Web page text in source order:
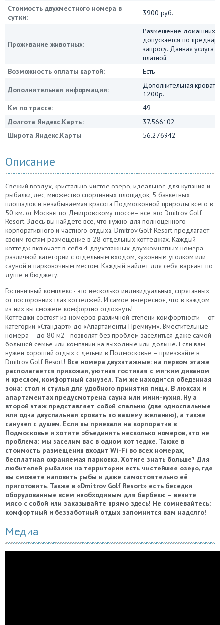
Стоимость двухместного номера в
сутки:
3900 руб.
Проживание животных:
Размещение домашних
допускается по
запросу. Данная услуга
платной.
Возможность оплаты картой:
Есть
Дополнительная информация:
Дополнительная
1200р.
Км по трассе:
49
Долгота Яндекс.Карты:
37.566102
Широта Яндекс.Карты:
56.276942
Описание
Свежий воздух, кристально чистое озеро, идеальное для купания и
рыбалки, лес, множество спортивных площадок, 5 банкетных
площадок и незабываемая красота Подмосковной природы всего в
50 км. от Москвы по Дмитровскому шоссе– все это Dmitrov Golf
Resort. Здесь вы найдёте всё, что нужно для полноценного
корпоративного и частного отдыха. Dmitrov Golf Resort предлагает
своим гостям размещение в 28 отдельных коттеджах. Каждый
коттедж включает в себя 4 двухэтажных двухкомнатных номера
различной категории с отдельным входом, кухонным уголком или
сауной и парковочным местом. Каждый найдет для себя вариант по
душе и бюджету.
Гостиничный комплекс - это несколько индивидуальных, спрятанных
от посторонних глаз коттеджей. И самое интересное, что в каждом
из них вы сможете комфортно отдохнуть!
Коттеджи состоят из номеров различной степени комфортности – от
категории «Стандарт» до «Апартаменты Премиум». Вместительные
номера – до 80 м2 - позволят без проблем заселиться даже самой
большой семье или компании на выходные или дольше. Если вам
нужен хороший отдых с детьми в Подмосковье – приезжайте в
Dmitrov Golf Resort! Все номера двухэтажные: на первом этаже
располагается прихожая, уютная гостиная с мягким диваном
и креслом, комфортный санузел. Там же находится обеденная
зона: стол и стулья для удобного принятия пищи. В люксах и
апартаментах предусмотрена сауна или мини-кухня. Ну а
второй этаж представляет собой спальню (две односпальные
или одна двуспальная кровать по вашему желанию), а также
санузел с душем. Если вы приехали на корпоратив в
Подмосковье и хотите объединить несколько номеров, это не
проблема: мы заселим вас в одном коттедже. Также в
стоимость размещения входит Wi-Fi во всех номерах,
бесплатная охраняемая парковка. Хотите знать больше? Для
любителей рыбалки на территории есть чистейшее озеро, где
вы сможете наловить рыбы и даже самостоятельно её
приготовить. Также в «Dmitrov Golf Resort» есть беседки,
оборудованные всем необходимым для барбекю – везите
мясо с собой или заказывайте прямо здесь! Не сомневайтесь:
комфортный и беззаботный отдых запомнится вам надолго!
Медиа